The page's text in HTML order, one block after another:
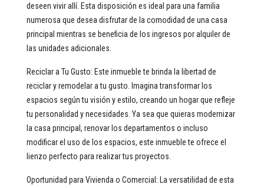
deseen vivir allí. Esta disposición es ideal para una familia
numerosa que desea disfrutar de la comodidad de una casa
principal mientras se beneficia de los ingresos por alquiler de
las unidades adicionales.
Reciclar a Tu Gusto: Este inmueble te brinda la libertad de
reciclar y remodelar a tu gusto. Imagina transformar los
espacios según tu visión y estilo, creando un hogar que refleje
tu personalidad y necesidades. Ya sea que quieras modernizar
la casa principal, renovar los departamentos o incluso
modificar el uso de los espacios, este inmueble te ofrece el
lienzo perfecto para realizar tus proyectos.
Oportunidad para Vivienda o Comercial: La versatilidad de esta